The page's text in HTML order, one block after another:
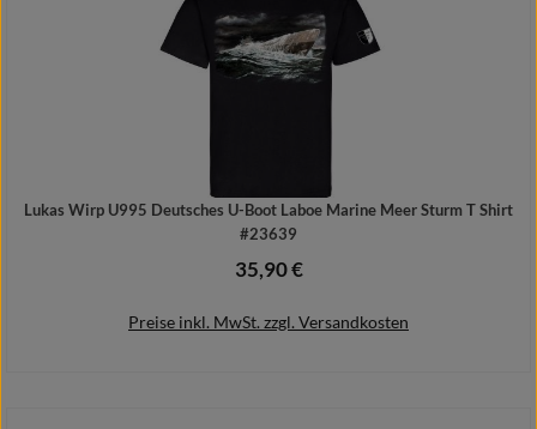
Lukas Wirp U995 Deutsches U-Boot Laboe Marine Meer Sturm T Shirt
#23639
Regulärer Preis:
35,90 €
Preise inkl. MwSt. zzgl. Versandkosten